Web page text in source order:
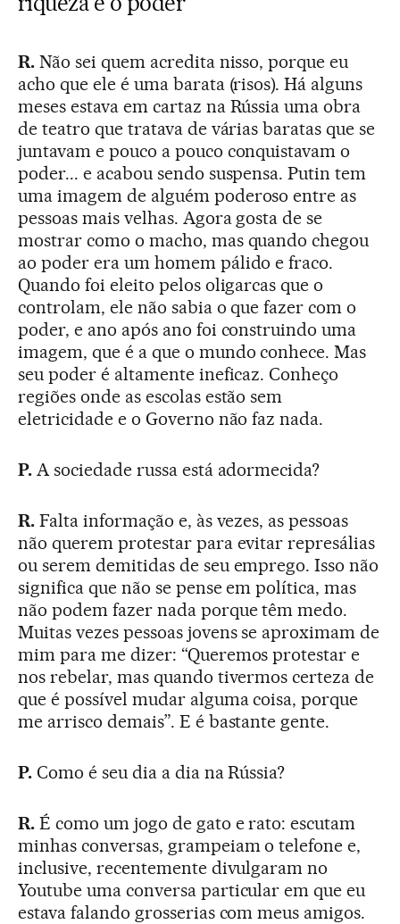
R.Não sei quem acredita nisso, porque eu
acho que ele é uma barata (risos). Há alguns
meses estava em cartaz na Rússia uma obra
de teatro que tratava de várias baratas que se
juntavam e pouco a pouco conquistavam o
poder... e acabou sendo suspensa. Putin tem
uma imagem de alguém poderoso entre as
pessoas mais velhas. Agora gosta de se
mostrar como o macho, mas quando chegou
ao poder era um homem pálido e fraco.
Quando foi eleito pelos oligarcas que o
controlam, ele não sabia o que fazer com o
poder, e ano após ano foi construindo uma
imagem, que é a que o mundo conhece. Mas
seu poder é altamente ineficaz. Conheço
regiões onde as escolas estão sem
eletricidade e o Governo não faz nada.
P. A sociedade russa está adormecida?
R.Falta informação e, às vezes, as pessoas
não querem protestar para evitar represálias
ou serem demitidas de seu emprego. Isso não
significa que não se pense em política, mas
não podem fazer nada porque têm medo.
Muitas vezes pessoas jovens se aproximam de
mim para me dizer: “Queremos protestar e
nos rebelar, mas quando tivermos certeza de
que é possível mudar alguma coisa, porque
me arrisco demais”. E é bastante gente.
P. Como é seu dia a dia na Rússia?
R.É como um jogo de gato e rato: escutam
minhas conversas, grampeiam o telefone e,
inclusive, recentemente divulgaram no
Youtube uma conversa particular em que eu
estava falando grosserias com meus amigos.